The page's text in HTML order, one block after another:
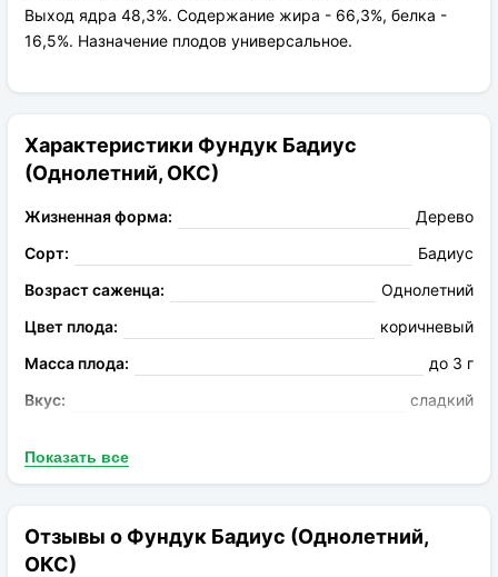
Выход ядра 48,3%. Содержание жира - 66,3%, белка -
16,5%. Назначение плодов универсальное.
Характеристики Фундук Бадиус
(Однолетний, ОКС)
Жизненная форма:
Дерево
Сорт:
Бадиус
Возраст саженца:
Однолетний
Цвет плода:
коричневый
Масса плода:
до 3 г
Вкус:
сладкий
Опыление:
Род:
Фундук
Показать все
Отзывы о Фундук Бадиус (Однолетний,
ОКС)